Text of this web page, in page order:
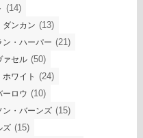
(14)
ダンカン (13)
ン・ハーパー (21)
ァセル (50)
ワイト (24)
ーロウ (10)
ン・バーンズ (15)
ズ (15)